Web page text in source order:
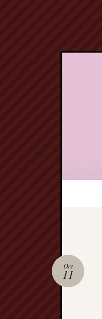
Oct
11